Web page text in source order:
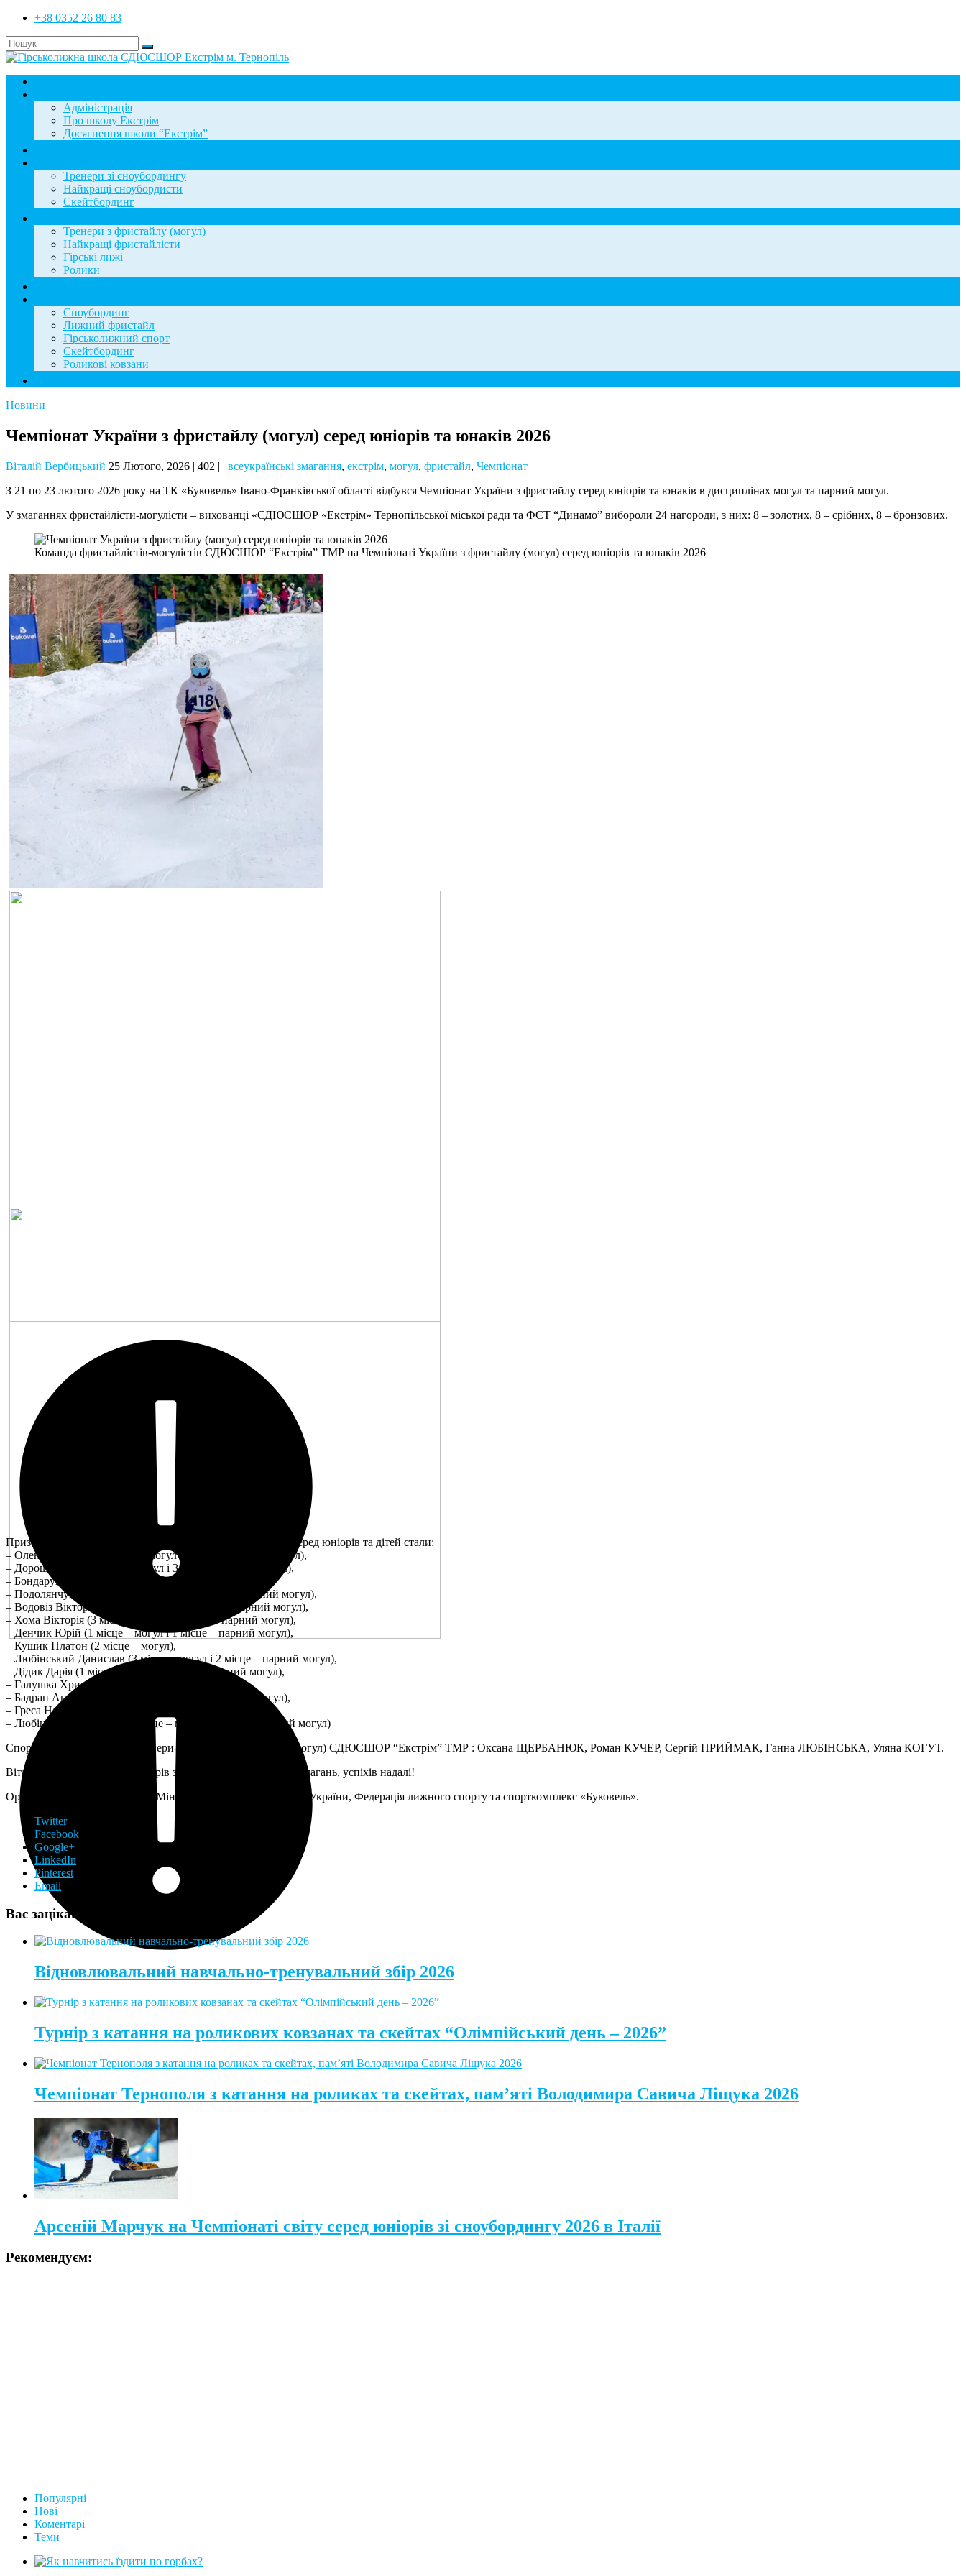
+38 0352 26 80 83
Адміністрація
Про школу Екстрім
Досягнення школи “Екстрім”
Тренери зі сноубордингу
Найкращі сноубордисти
Скейтбординг
Тренери з фристайлу (могул)
Найкращі фристайлісти
Гірські лижі
Ролики
Сноубординг
Лижний фристайл
Гірськолижний спорт
Скейтбординг
Роликові ковзани
Новини
Чемпіонат України з фристайлу (могул) серед юніорів та юнаків 2026
Віталій Вербицький 25 Лютого, 2026 | 402 | | всеукраїнські змагання, екстрім, могул, фристайл, Чемпіонат
З 21 по 23 лютого 2026 року на ТК «Буковель» Івано-Франківської області відбувся Чемпіонат України з фристайлу серед юніорів та юнаків в дисциплінах могул та парний могул.
У змаганнях фристайлісти-могулісти – вихованці «СДЮСШОР «Екстрім» Тернопільської міської ради та ФСТ “Динамо” вибороли 24 нагороди, з них: 8 – золотих, 8 – срібних, 8 – бронзових.
Команда фристайлістів-могулістів СДЮСШОР “Екстрім” ТМР на Чемпіонаті України з фристайлу (могул) серед юніорів та юнаків 2026
Призерами Чемпіонату України з фристайлу (могул) 2026 серед юніорів та дітей стали:
– Олендер Матвій (2 місце – могул і 1 місце – парний могул),
– Дорош Арсен (3 місце – могул і 3 місце – парний могул),
– Бондарук Софія (3 місце – парний могул),
– Подолянчук Дар’я (1 місце – могул і 1 місце – парний могул),
– Водовіз Вікторія (2 місце – могул і 2 місце – парний могул),
– Хома Вікторія (3 місце – могул і 3 місце – парний могул),
– Денчик Юрій (1 місце – могул і 1 місце – парний могул),
– Кушик Платон (2 місце – могул),
– Любінський Данислав (3 місце – могул і 2 місце – парний могул),
– Дідик Дарія (1 місце – могул і 1 місце – парний могул),
– Галушка Христина (2 місце – могул),
– Бадран Анна (3 місце – могул і 2 місце – парний могул),
– Греса Наталія (3 місце – парний могул),
– Любінський Тихомир (1 місце – могул і 2 місце – парний могул)
Спортсменів підготували тренери-викладачі з фристайлу (могул) СДЮСШОР “Екстрім” ТМР : Оксана ЩЕРБАНЮК, Роман КУЧЕР, Сергій ПРИЙМАК, Ганна ЛЮБІНСЬКА, Уляна КОГУТ.
Вітаємо всіх призерів та тренерів з успішним завершенням змагань, успіхів надалі!
Організаторами змагань були: Міністерство молоді та спорту України, Федерація лижного спорту та спорткомплекс «Буковель».
Twitter
Facebook
Google+
LinkedIn
Pinterest
Email
Вас зацікавить:
Відновлювальний навчально-тренувальний збір 2026
Турнір з катання на роликових ковзанах та скейтах “Олімпійський день – 2026”
Чемпіонат Тернополя з катання на роликах та скейтах, пам’яті Володимира Савича Ліщука 2026
Арсеній Марчук на Чемпіонаті світу серед юніорів зі сноубордингу 2026 в Італії
Рекомендуєм:
Популярні
Нові
Коментарі
Теми